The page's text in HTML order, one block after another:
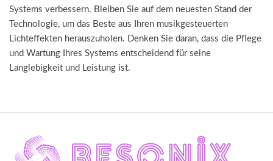
Systems verbessern. Bleiben Sie auf dem neuesten Stand der
Technologie, um das Beste aus Ihren musikgesteuerten
Lichteffekten herauszuholen. Denken Sie daran, dass die Pflege
und Wartung Ihres Systems entscheidend für seine
Langlebigkeit und Leistung ist.